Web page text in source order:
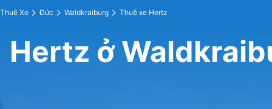
Thuê Xe Đức Waldkraiburg Thuê xe Hertz
Hertz ở